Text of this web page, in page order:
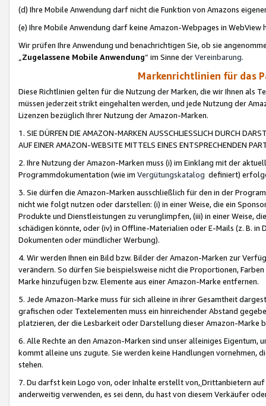
(d) Ihre Mobile Anwendung darf nicht die Funktion von Amazons
(e) Ihre Mobile Anwendung darf keine Amazon-Webpages in WebView
Wir prüfen Ihre Anwendung und benachrichtigen Sie, ob sie
„Zugelassene Mobile Anwendung“ im Sinne derVereinbarung.
Markenrichtlinien für das
Diese Richtlinien gelten für die Nutzung der Marken, die wir Ihnen als
müssen jederzeit strikt eingehalten werden, und jede Nutzung der
Lizenzen bezüglich Ihrer Nutzung der Amazon-Marken.
1. SIE DÜRFEN DIE AMAZON-MARKEN AUSSCHLIESSLICH DURCH
AUF EINER AMAZON-WEBSITE MITTELS EINES ENTSPRECHENDEN
2. Ihre Nutzung der Amazon-Marken muss (i) im Einklang mit der
Programmdokumentation (wie im Vergütungskatalog definiert)
3. Sie dürfen die Amazon-Marken ausschließlich für den in der
nicht wie folgt nutzen oder darstellen: (i) in einer Weise, die ein
Produkte und Dienstleistungen zu verunglimpfen, (iii) in einer Weise,
schädigen könnte, oder (iv) in Offline-Materialien oder E-Mails (z. B. in
Dokumenten oder mündlicher Werbung).
4. Wir werden Ihnen ein Bild bzw. Bilder der Amazon-Marken zur
verändern. So dürfen Sie beispielsweise nicht die Proportionen,
Marke hinzufügen bzw. Elemente aus einer Amazon-Marke entfernen.
5. Jede Amazon-Marke muss für sich alleine in ihrer Gesamtheit
grafischen oder Textelementen muss ein hinreichender Abstand
platzieren, der die Lesbarkeit oder Darstellung dieser Amazon-Marke
6. Alle Rechte an den Amazon-Marken sind unser alleiniges
kommt alleine uns zugute. Sie werden keine Handlungen vornehmen,
stehen.
7. Du darfst kein Logo von, oder Inhalte erstellt von,Drittanbietern auf
anderweitig verwenden, es sei denn, du hast von diesem Verkäufer